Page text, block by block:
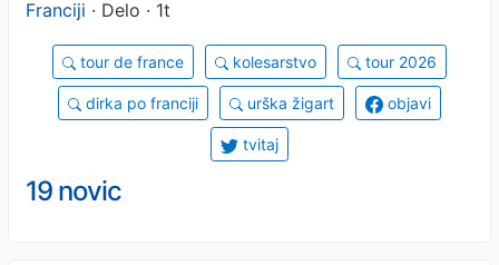
Franciji · Delo · 1t
tour de france kolesarstvo tour 2026
dirka po franciji urška žigart objavi
tvitaj
19 novic